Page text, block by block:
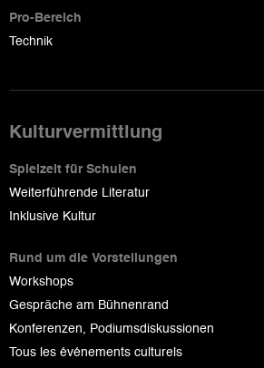
Pro-Bereich
Technik
Kulturvermittlung
Spielzeit für Schulen
Weiterführende Literatur
Inklusive Kultur
Rund um die Vorstellungen
Workshops
Gespräche am Bühnenrand
Konferenzen, Podiumsdiskussionen
Tous les événements culturels